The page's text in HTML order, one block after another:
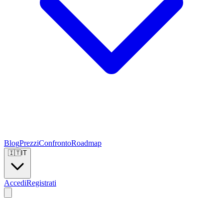
BlogPrezziConfrontoRoadmap
🇮🇹IT
AccediRegistrati